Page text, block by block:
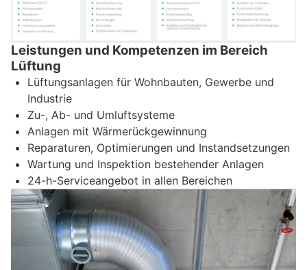
Leistungen und Kompetenzen im Bereich
Lüftung
Lüftungsanlagen für Wohnbauten, Gewerbe und
Industrie
Zu-, Ab- und Umluftsysteme
Anlagen mit Wärmerückgewinnung
Reparaturen, Optimierungen und Instandsetzungen
Wartung und Inspektion bestehender Anlagen
24-h-Serviceangebot in allen Bereichen